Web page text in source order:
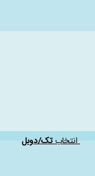
انتخابتک/دوبل